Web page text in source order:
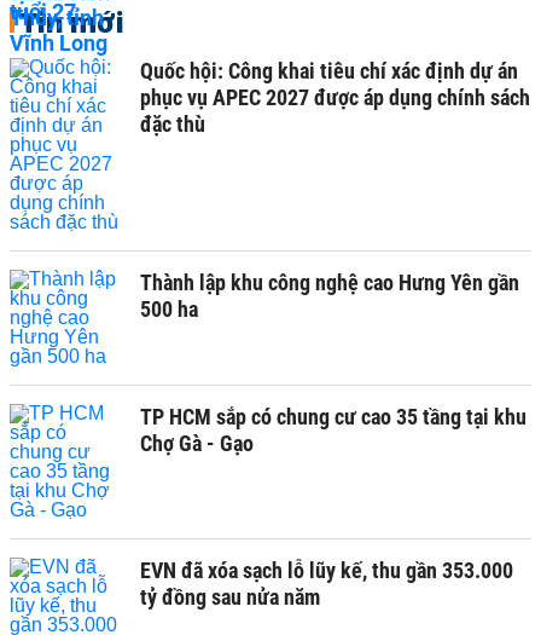
Tin mới
Quốc hội: Công khai tiêu chí xác định dự án
phục vụ APEC 2027 được áp dụng chính sách
đặc thù
Thành lập khu công nghệ cao Hưng Yên gần
500 ha
TP HCM sắp có chung cư cao 35 tầng tại khu
Chợ Gà - Gạo
EVN đã xóa sạch lỗ lũy kế, thu gần 353.000
tỷ đồng sau nửa năm